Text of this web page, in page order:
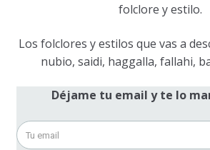
folclore y estilo.
Los folclores y estilos que vas a
nubio, saidi, haggalla, fallahi,
Déjame tu email y te lo